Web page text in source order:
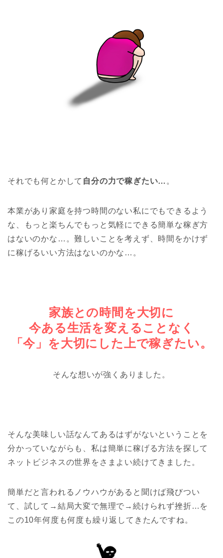
それでも何とかして 自分の力で稼ぎたい… 。
本業があり家庭を持つ時間のない私にでもできるよう
な、もっと楽ちんでもっと気軽にできる簡単な稼ぎ方
はないのかな…。難しいことを考えず、時間をかけず
に稼げるいい方法はないのかな…。
家族との時間を大切に
今ある生活を変えることなく
「今」を大切にした上で稼ぎたい。
そんな想いが強くありました。
そんな美味しい話なんてあるはずがないということを
分かっていながらも、私は簡単に稼げる方法を探して
ネットビジネスの世界をさまよい続けてきました。
簡単だと言われるノウハウがあると聞けば飛びつい
て、試して→結局大変で無理で→続けられず挫折…を
この10年何度も何度も繰り返してきたんですね。